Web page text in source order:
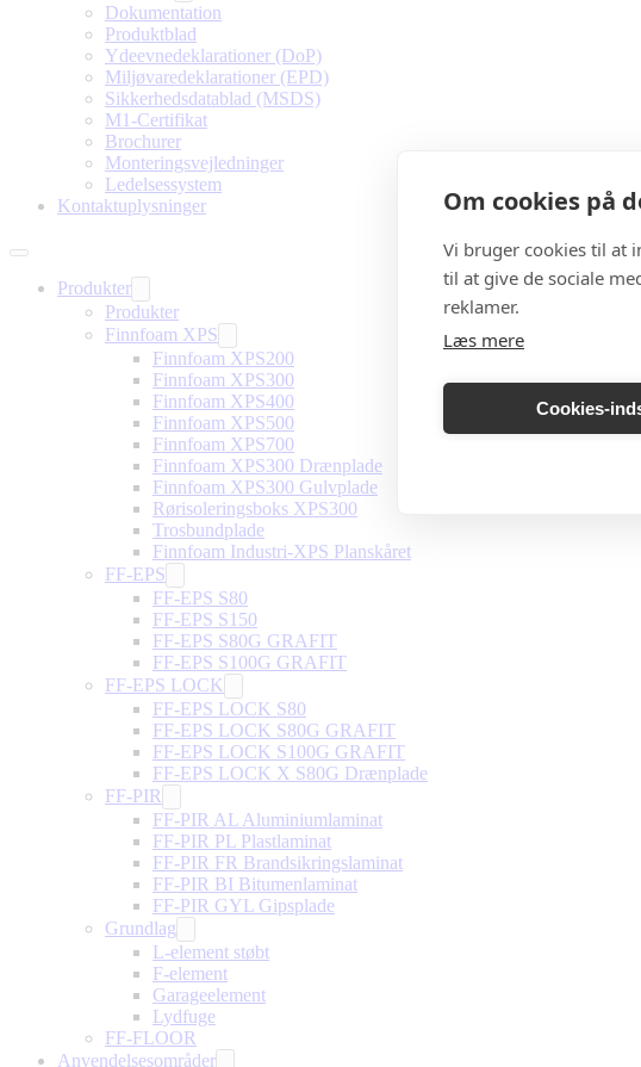
Om cookies på
Vi bruger cookies til at
til at give de sociale
reklamer.
Læs mere
Cookies-
Dokumentation
Produktblad
Ydeevnedeklarationer (DoP)
Miljøvaredeklarationer (EPD)
Sikkerhedsdatablad (MSDS)
M1-Certifikat
Brochurer
Monteringsvejledninger
Ledelsessystem
Kontaktuplysninger
Produkter
Produkter
Finnfoam XPS
Finnfoam XPS200
Finnfoam XPS300
Finnfoam XPS400
Finnfoam XPS500
Finnfoam XPS700
Finnfoam XPS300 Drænplade
Finnfoam XPS300 Gulvplade
Rørisoleringsboks XPS300
Trosbundplade
Finnfoam Industri-XPS Planskåret
FF-EPS
FF-EPS S80
FF-EPS S150
FF-EPS S80G GRAFIT
FF-EPS S100G GRAFIT
FF-EPS LOCK
FF-EPS LOCK S80
FF-EPS LOCK S80G GRAFIT
FF-EPS LOCK S100G GRAFIT
FF-EPS LOCK X S80G Drænplade
FF-PIR
FF-PIR AL Aluminiumlaminat
FF-PIR PL Plastlaminat
FF-PIR FR Brandsikringslaminat
FF-PIR BI Bitumenlaminat
FF-PIR GYL Gipsplade
Grundlag
L-element støbt
F-element
Garageelement
Lydfuge
FF-FLOOR
Anvendelsesområder